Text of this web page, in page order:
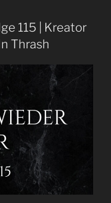
115 | Kreator
Thrash